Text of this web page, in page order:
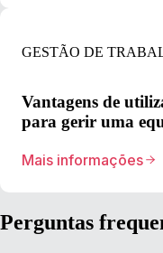
GESTÃO DE
Vantagens de
para gerir uma
Mais informações
Perguntas